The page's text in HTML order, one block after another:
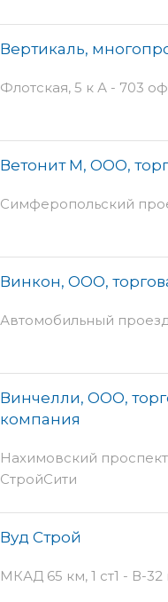
Вертикаль,
Флотская, 5 к А - 703
Ветонит М, ООО,
Симферопольский
Винкон, ООО,
Автомобильный проезд,
Винчелли, ООО,
компания
Нахимовский
СтройСити
Вуд Строй
МКАД 65 км, 1 ст1 - В-32